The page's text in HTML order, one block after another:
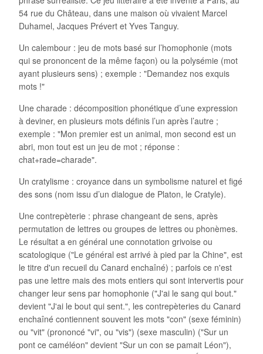
54 rue du Château, dans une maison où vivaient Marcel
Duhamel, Jacques Prévert et Yves Tanguy.
Un calembour : jeu de mots basé sur l’homophonie (mots
qui se prononcent de la même façon) ou la polysémie (mot
ayant plusieurs sens) ; exemple : "Demandez nos exquis
mots !"
Une charade : décomposition phonétique d’une expression
à deviner, en plusieurs mots définis l’un après l’autre ;
exemple : "Mon premier est un animal, mon second est un
abri, mon tout est un jeu de mot ; réponse :
chat+rade=charade".
Un cratylisme : croyance dans un symbolisme naturel et figé
des sons (nom issu d’un dialogue de Platon, le Cratyle).
Une contrepèterie : phrase changeant de sens, après
permutation de lettres ou groupes de lettres ou phonèmes.
Le résultat a en général une connotation grivoise ou
scatologique ("Le général est arrivé à pied par la Chine", est
le titre d'un recueil du Canard enchaîné) ; parfois ce n'est
pas une lettre mais des mots entiers qui sont intervertis pour
changer leur sens par homophonie ("J'ai le sang qui bout."
devient "J'ai le bout qui sent.", les contrepèteries du Canard
enchaîné contiennent souvent les mots "con" (sexe féminin)
ou "vit" (prononcé "vi", ou "vis") (sexe masculin) ("Sur un
pont ce caméléon" devient "Sur un con se pamait Léon"),